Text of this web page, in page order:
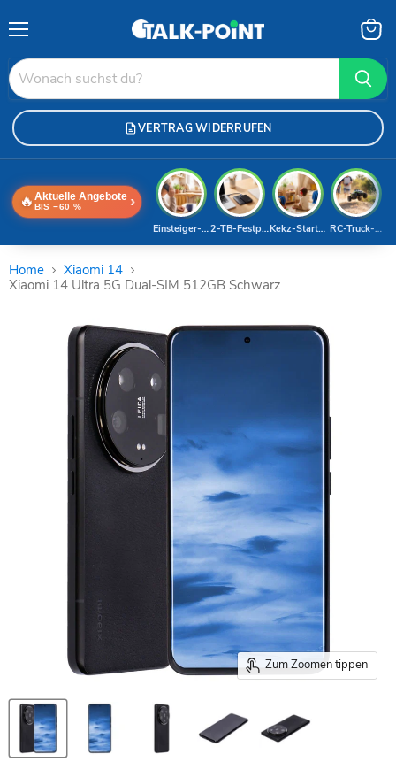
VERTRAG WIDERRUFEN
🔥 Aktuelle Angebote
BIS −60 % ›
RC-Truck-Deal
Kekz-Starterset
2-TB-Festplatte
Einsteiger-Handy
Home
Xiaomi 14
Xiaomi 14 Ultra 5G Dual-SIM 512GB Schwarz
Zum Zoomen tippen